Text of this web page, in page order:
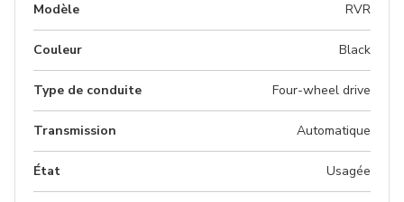
Modèle RVR
Couleur black
Type de conduite Four-wheel drive
Transmission Automatique
État Usagée